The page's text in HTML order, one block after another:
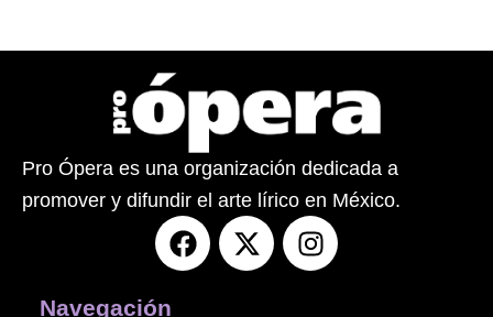
Pro Ópera es una organización dedicada a
promover y difundir el arte lírico en México.
F
a
X
-
I
n
Navegación